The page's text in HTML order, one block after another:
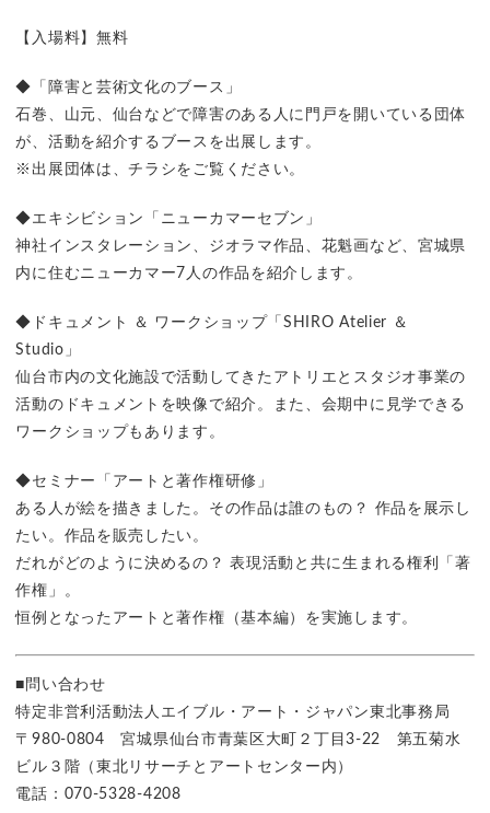
【入場料】無料
◆「障害と芸術文化のブース」
石巻、山元、仙台などで障害のある人に門戸を開いている団体
が、活動を紹介するブースを出展します。
※出展団体は、チラシをご覧ください。
◆エキシビション「ニューカマーセブン」
神社インスタレーション、ジオラマ作品、花魁画など、宮城県
内に住むニューカマー7人の作品を紹介します。
◆ドキュメント ＆ ワークショップ「SHIRO Atelier ＆
Studio」
仙台市内の文化施設で活動してきたアトリエとスタジオ事業の
活動のドキュメントを映像で紹介。また、会期中に見学できる
ワークショップもあります。
◆セミナー「アートと著作権研修」
ある人が絵を描きました。その作品は誰のもの？ 作品を展示し
たい。作品を販売したい。
だれがどのように決めるの？ 表現活動と共に生まれる権利「著
作権」。
恒例となったアートと著作権（基本編）を実施します。
■問い合わせ
特定非営利活動法人エイブル・アート・ジャパン東北事務局
〒980-0804 宮城県仙台市青葉区大町２丁目3-22 第五菊水
ビル３階（東北リサーチとアートセンター内）
電話：070-5328-4208